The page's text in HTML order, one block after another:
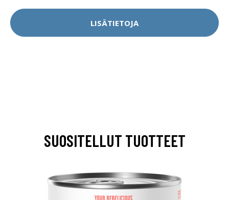
LISÄTIETOJA
SUOSITELLUT TUOTTEET